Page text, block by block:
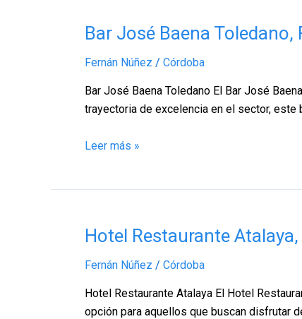
Bar José Baena
Fernán Núñez / Córdoba
Bar José Baena Toledano El Bar José
trayectoria de excelencia en el sector, este
Bar
Baena
Toledano,
Fernán
–Leer más »
Hotel Restaurante
Fernán Núñez / Córdoba
Hotel Restaurante Atalaya El Hotel
opción para aquellos que buscan disfrutar
Hotel
Atalaya,
Fernán
Núñez